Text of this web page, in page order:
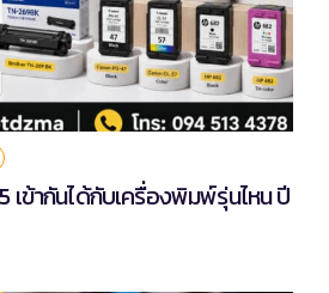
เข้ากันได้กับเครื่องพิมพ์รุ่นไหน ปี